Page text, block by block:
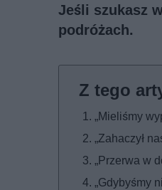
Jeśli szukasz
podróżach.
„Mieliśmy
„Zahaczył
„Przerwa w
„Gdybyśmy